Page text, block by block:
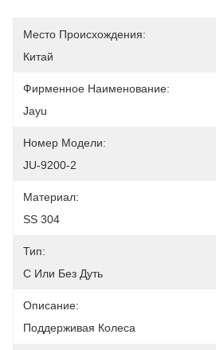
Место Происхождения:
Китай
Фирменное Наименование:
Jayu
Номер Модели:
JU-9200-2
Материал:
SS 304
Тип:
С Или Без Дуть
Описание:
Поддерживая Колеса